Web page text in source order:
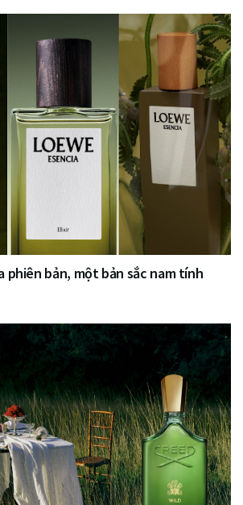
phiên bản, một bản sắc nam tính